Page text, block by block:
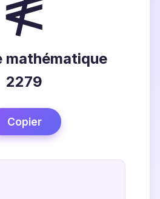
mathématique
2279
Copier